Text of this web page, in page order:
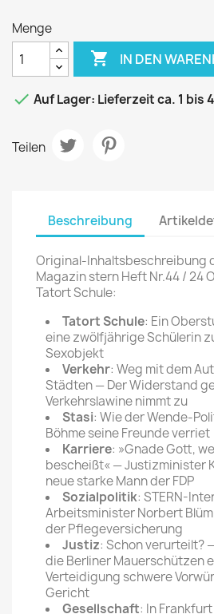
Menge
 IN DEN
 Auf Lager: Lieferzeit ca. 1 bis
Teilen
Beschreibung
Original-Inhaltsbeschreibung
Magazin stern Heft Nr.44 / 24
Tatort Schule:
Tatort Schule: Ein
eine zwölfjährige Schülerin
Sexobjekt
Verkehr: Weg mit dem
Städten — Der Widerstand
Verkehrslawine nimmt zu
Stasi: Wie der Wende-
Böhme seine Freunde verriet
Karriere: »Gnade Gott,
bescheißt« — Justizminister
neue starke Mann der FDP
Sozialpolitik: STERN-
Arbeitsminister Norbert
der Pflegeversicherung
Justiz: Schon verurteilt?
die Berliner Mauerschützen
Verteidigung schwere
Gericht
Gesellschaft: In